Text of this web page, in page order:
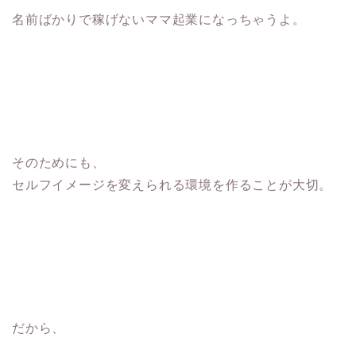
名前ばかりで稼げないママ起業になっちゃうよ。
そのためにも、
セルフイメージを変えられる環境を作ることが大切。
だから、